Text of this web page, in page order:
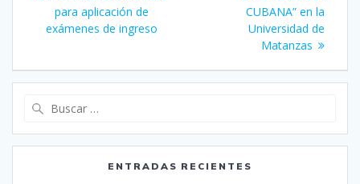
entradas
para aplicación de
exámenes de ingreso
CUBANA” en la
Universidad de
Matanzas
ENTRADAS RECIENTES